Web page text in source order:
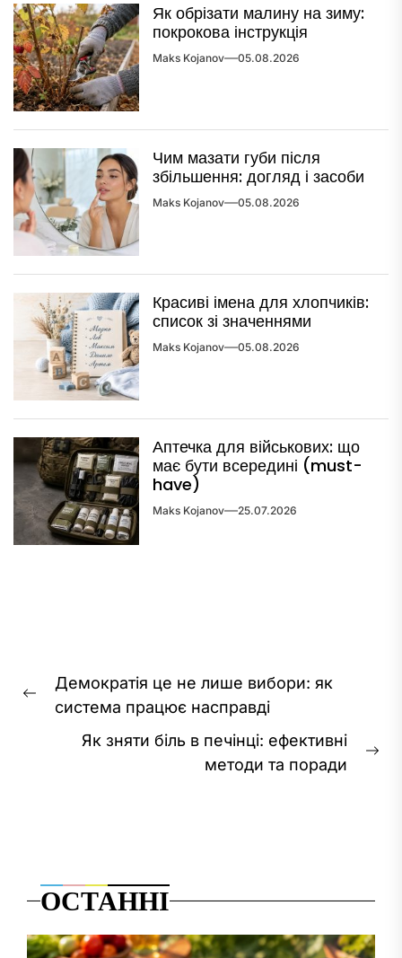
Як обрізати малину на зиму:
покрокова інструкція
Maks Kojanov 05.08.2026
Чим мазати губи після
збільшення: догляд і засоби
Maks Kojanov 05.08.2026
Красиві імена для хлопчиків:
список зі значеннями
Maks Kojanov 05.08.2026
Аптечка для військових: що
має бути всередині (must-
have)
Maks Kojanov 25.07.2026
Навігація
записів
Попередній
Демократія це не лише вибори: як
система працює насправді
Як зняти біль в печінці: ефективні
методи та поради
ОСТАННІ